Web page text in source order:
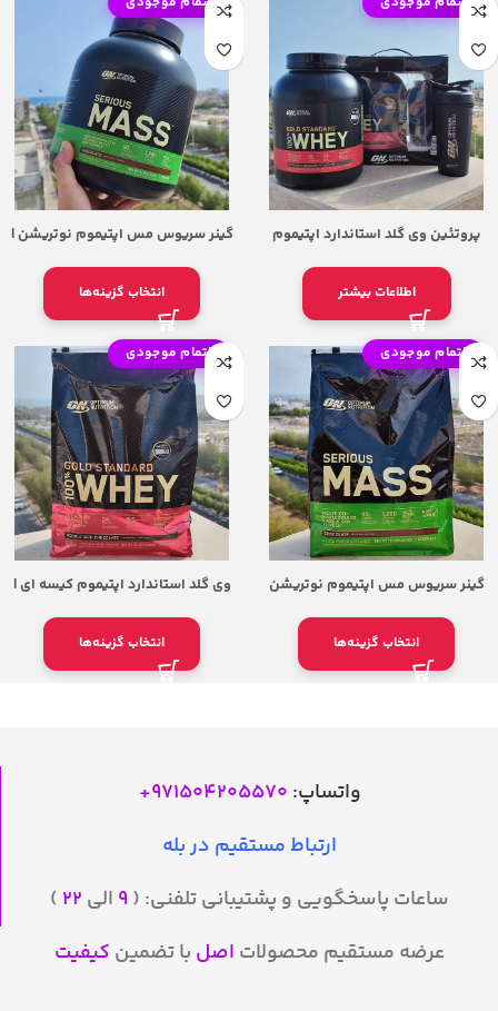
پروتئین وی گلد استاندارد اپتیموم
Gold(ON)
اطلاعات بیشتر
گینر سریوس مس اپتیموم نوتریشن |
6lb
انتخاب گزینه‌ها
اتمام موجودی
گینر سریوس مس اپتیموم نوتریشن
انتخاب گزینه‌ها
اتمام موجودی
وی گلد استاندارد اپتیموم کیسه ای |
انتخاب گزینه‌ها
واتساپ: 971504205570
+
ارتباط مستقیم در بله
ساعات پاسخگویی و پشتیبانی تلفنی: ( ۹ الی ۲۲ )
عرضه مستقیم محصولات اصل با تضمین کیفیت